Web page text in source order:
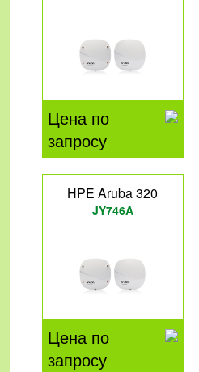
Цена по
запросу
HPE Aruba 320
JY746A
Цена по
запросу